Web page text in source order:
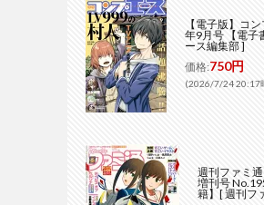
【電子版】コ
年9月号 【電子
ース編集部 ]
価格:750円
(2026/7/24 20:17
週刊ファミ
増刊号
籍】[ 週刊フ